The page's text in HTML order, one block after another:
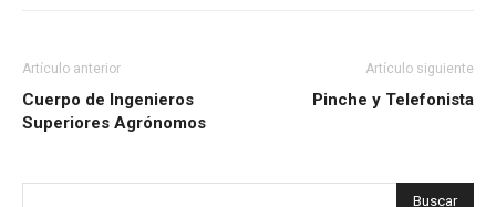
Artículo anterior
Cuerpo de Ingenieros
Superiores Agrónomos
Artículo siguiente
Pinche y Telefonista